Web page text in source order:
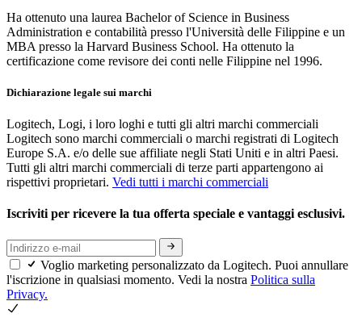
Ha ottenuto una laurea Bachelor of Science in Business
Administration e contabilità presso l'Università delle Filippine e un
MBA presso la Harvard Business School. Ha ottenuto la
certificazione come revisore dei conti nelle Filippine nel 1996.
Dichiarazione legale sui marchi
Logitech, Logi, i loro loghi e tutti gli altri marchi commerciali
Logitech sono marchi commerciali o marchi registrati di Logitech
Europe S.A. e/o delle sue affiliate negli Stati Uniti e in altri Paesi.
Tutti gli altri marchi commerciali di terze parti appartengono ai
rispettivi proprietari. Vedi tutti i marchi commerciali
Iscriviti per ricevere la tua offerta speciale e vantaggi esclusivi.
Voglio marketing personalizzato da Logitech. Puoi annullare
l'iscrizione in qualsiasi momento. Vedi la nostra Politica sulla
Privacy.